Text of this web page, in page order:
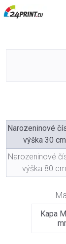
Narozeninové
výška 30 cm
Narozeninové
výška 80 cm
Kapa